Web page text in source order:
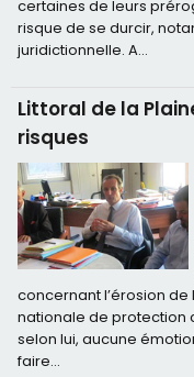
certaines de leurs
risque de se durcir,
juridictionnelle. A...
Littoral de la
risques
concernant l’érosion
nationale de protection
selon lui, aucune
faire...